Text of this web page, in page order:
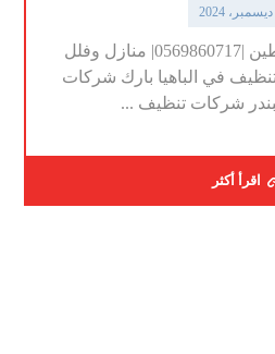
شركة تنظيف في البطين |0569860717| منازل وفلل
في الباهيا بارك شركات
شركات تنظيف ...
اقرأ أكثر